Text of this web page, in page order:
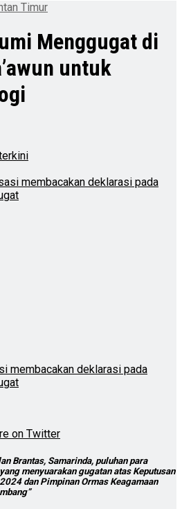
Timur
Menggugat di
untuk
membacakan deklarasi pada
on Twitter
Brantas, Samarinda, puluhan para
menyuarakan gugatan atas Keputusan
dan Pimpinan Ormas Keagamaan